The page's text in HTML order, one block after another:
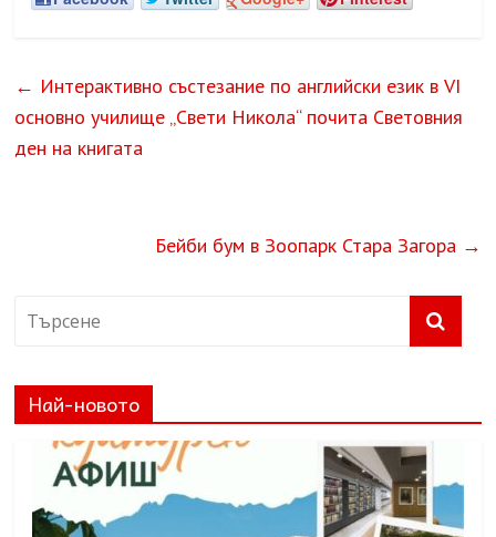
← Интерактивно състезание по английски език в VI
основно училище „Свети Никола“ почита Световния
ден на книгата
Бейби бум в Зоопарк Стара Загора →
Най-новото